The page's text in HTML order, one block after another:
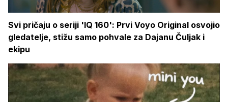
Svi pričaju o seriji 'IQ 160': Prvi Voyo Original osvojio
gledatelje, stižu samo pohvale za Dajanu Čuljak i
ekipu